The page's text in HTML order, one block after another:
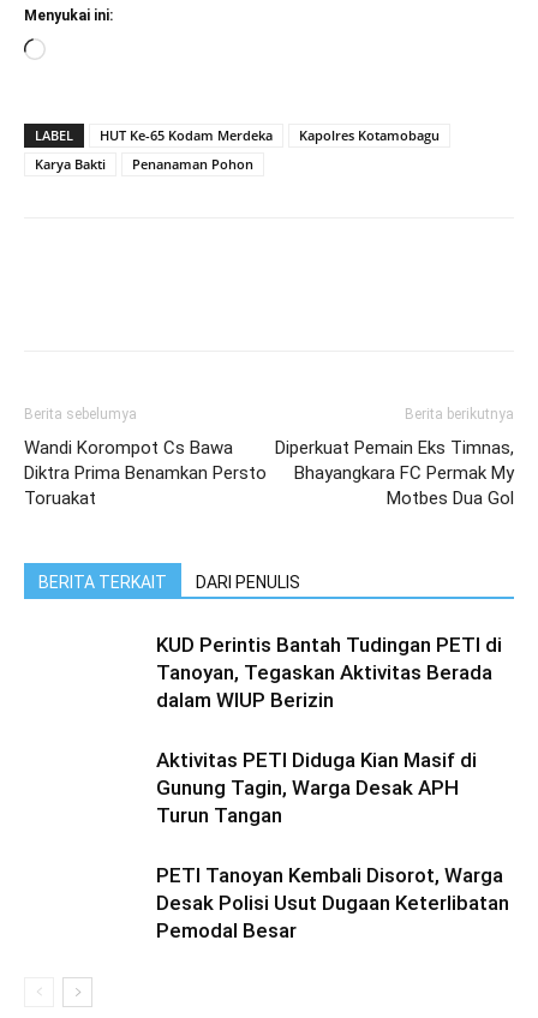
Menyukai ini:
Memuat...
LABEL HUT Ke-65 Kodam Merdeka
Kapolres Kotamobagu
Karya Bakti
Penanaman Pohon
Berita sebelumya
Wandi Korompot Cs Bawa
Diktra Prima Benamkan Persto
Toruakat
Berita berikutnya
Diperkuat Pemain Eks Timnas,
Bhayangkara FC Permak My
Motbes Dua Gol
BERITA TERKAIT DARI PENULIS
KUD Perintis Bantah Tudingan PETI di
Tanoyan, Tegaskan Aktivitas Berada
dalam WIUP Berizin
Aktivitas PETI Diduga Kian Masif di
Gunung Tagin, Warga Desak APH
Turun Tangan
PETI Tanoyan Kembali Disorot, Warga
Desak Polisi Usut Dugaan Keterlibatan
Pemodal Besar